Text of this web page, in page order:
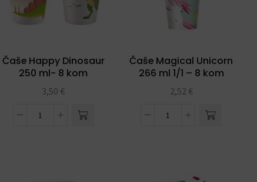
Čaše Happy Dinosaur
250 ml- 8 kom
3,50 €
Čaše Magical Unicorn
266 ml 1/1 – 8 kom
2,52 €